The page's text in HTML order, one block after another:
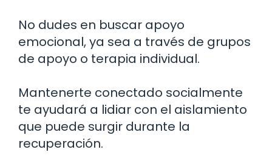
No dudes en buscar apoyo
emocional, ya sea a través de grupos
de apoyo o terapia individual.
Mantenerte conectado socialmente
te ayudará a lidiar con el aislamiento
que puede surgir durante la
recuperación.